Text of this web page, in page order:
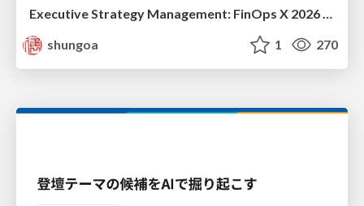
Executive Strategy Management: FinOps X 2026 recap at Japan FinOps Meetup #6
shungoa
1 270